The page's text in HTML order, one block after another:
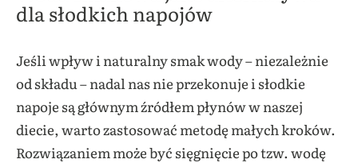
dla słodkich napojów
Jeśli wpływ i naturalny smak wody – niezależnie
od składu – nadal nas nie przekonuje i słodkie
napoje są głównym źródłem płynów w naszej
diecie, warto zastosować metodę małych kroków.
Rozwiązaniem może być sięgnięcie po tzw. wodę